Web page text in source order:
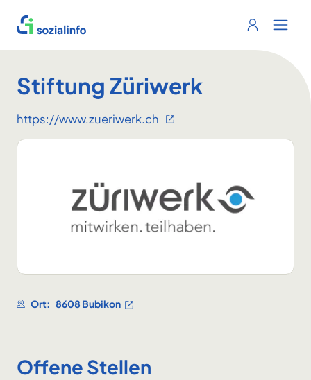
Sozialinfo
Login
Stiftung Züriwerk
https://www.zueriwerk.ch
Ort: 8608 Bubikon
Offene Stellen